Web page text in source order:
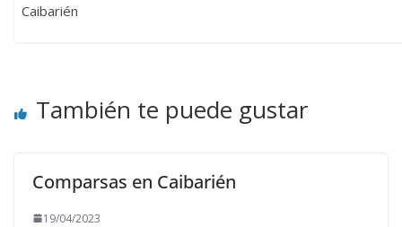
Caibarién
También te puede gustar
Comparsas en Caibarién
19/04/2023